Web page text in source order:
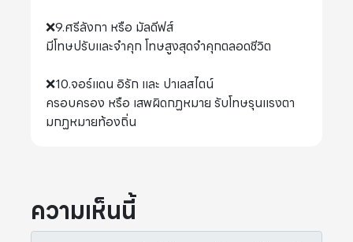
❌9.ศรีลังกา หรือ มัลดีฟส์
มีโทษปรับและจำคุก โทษสูงสุดจำคุกตลอดชีวิต
❌10.จอร์แดน อิรัก และ ปาเลสไตน์
ครอบครอง หรือ เสพผิดกฏหมาย รับโทษรุนแรงตา
มกฏหมายท้องถิ่น
ความเห็นนี้